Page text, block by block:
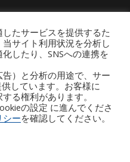
reserved. Powered by iGroup
たサービスを提供するた
サイト利用状況を分析し
したり、SNSへの連携を
）と分析の用途で、サー
しています。お客様に
る権利があります。
の設定 に進んでくださ
シーを確認してください。